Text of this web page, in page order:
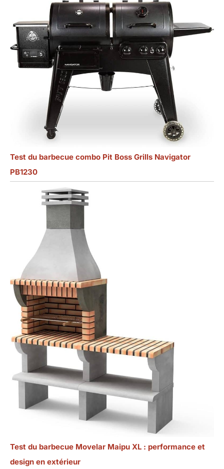
détachera
facilement et le
produit rouillera.
Test du barbecue combo Pit Boss Grills Navigator
PB1230
Test du barbecue Movelar Maipu XL : performance et
design en extérieur